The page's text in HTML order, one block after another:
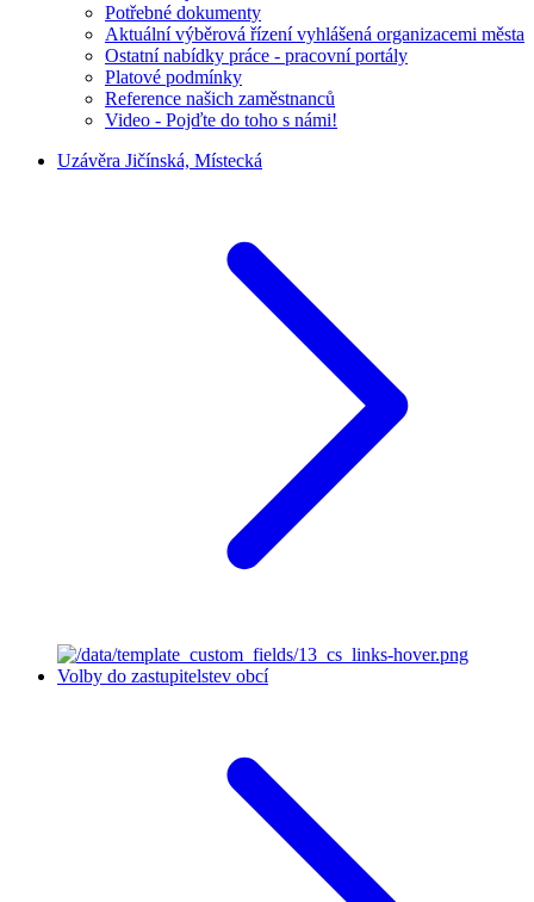
Potřebné dokumenty
Aktuální výběrová řízení vyhlášená organizacemi města
Ostatní nabídky práce - pracovní portály
Platové podmínky
Reference našich zaměstnanců
Video - Pojďte do toho s námi!
Uzávěra Jičínská, Místecká
Volby do zastupitelstev obcí